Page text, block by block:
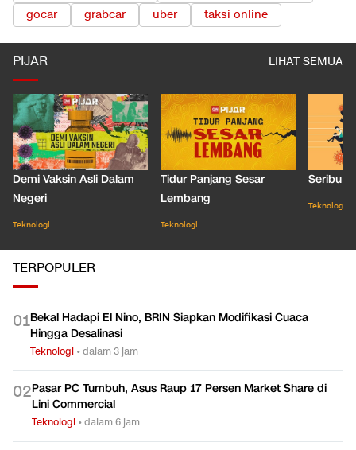
gocar
grabcar uber taksi online
PIJAR LIHAT SEMUA
Demi Vaksin Asli Dalam
Negeri
Teknologi
Tidur Panjang Sesar
Lembang
Teknologi
Seribu
Teknologi
TERPOPULER
01Bekal Hadapi El Nino, BRIN Siapkan Modifikasi Cuaca
Hingga Desalinasi
Teknologi •dalam 3 jam
02Pasar PC Tumbuh, Asus Raup 17 Persen Market Share di
Lini Commercial
Teknologi •dalam 6 jam